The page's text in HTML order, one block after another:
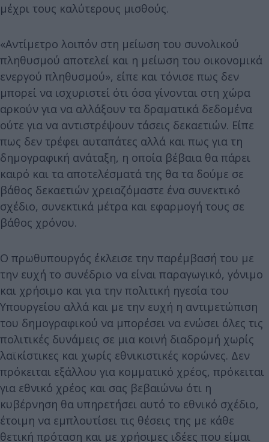
μέχρι τους καλύτερους μισθούς.
«Αντίμετρο λοιπόν στη μείωση του συνολικού
πληθυσμού αποτελεί και η μείωση του οικονομικά
ενεργού πληθυσμού», είπε και τόνισε πως δεν
μπορεί να ισχυριστεί ότι όσα γίνονται στη χώρα
αρκούν για να αλλάξουν τα δραματικά δεδομένα
ούτε για να αντιστρέψουν τάσεις δεκαετιών. Είπε
πως δεν τρέφει αυταπάτες αλλά και πως για τη
δημογραφική ανάταξη, η οποία βέβαια θα πάρει
καιρό και τα αποτελέσματά της θα τα δούμε σε
βάθος δεκαετιών χρειαζόμαστε ένα συνεκτικό
σχέδιο, συνεκτικά μέτρα και εφαρμογή τους σε
βάθος χρόνου.
Ο πρωθυπουργός έκλεισε την παρέμβασή του με
την ευχή το συνέδριο να είναι παραγωγικό, γόνιμο
και χρήσιμο και για την πολιτική ηγεσία του
Υπουργείου αλλά και με την ευχή η αντιμετώπιση
του δημογραφικού να μπορέσει να ενώσει όλες τις
πολιτικές δυνάμεις σε μια κοινή διαδρομή χωρίς
λαϊκίστικες και χωρίς εθνικιστικές κορώνες. Δεν
πρόκειται εξάλλου για κομματικό χρέος, πρόκειται
για εθνικό χρέος και σας βεβαιώνω ότι η
κυβέρνηση θα υπηρετήσει αυτό το εθνικό σχέδιο,
έτοιμη να εμπλουτίσει τις θέσεις της με κάθε
θετική πρόταση και με χρήσιμες ιδέες που είμαι